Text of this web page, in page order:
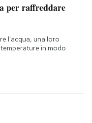
per raffreddare
l'acqua, una loro
in modo